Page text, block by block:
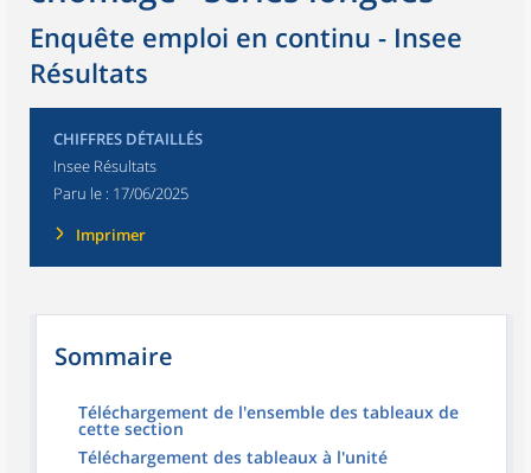
Enquête emploi en continu - Insee
Résultats
CHIFFRES DÉTAILLÉS
Insee Résultats
Paru le : 17/06/2025
Imprimer
Sommaire
Téléchargement de l'ensemble des tableaux de
cette section
Téléchargement des tableaux à l'unité